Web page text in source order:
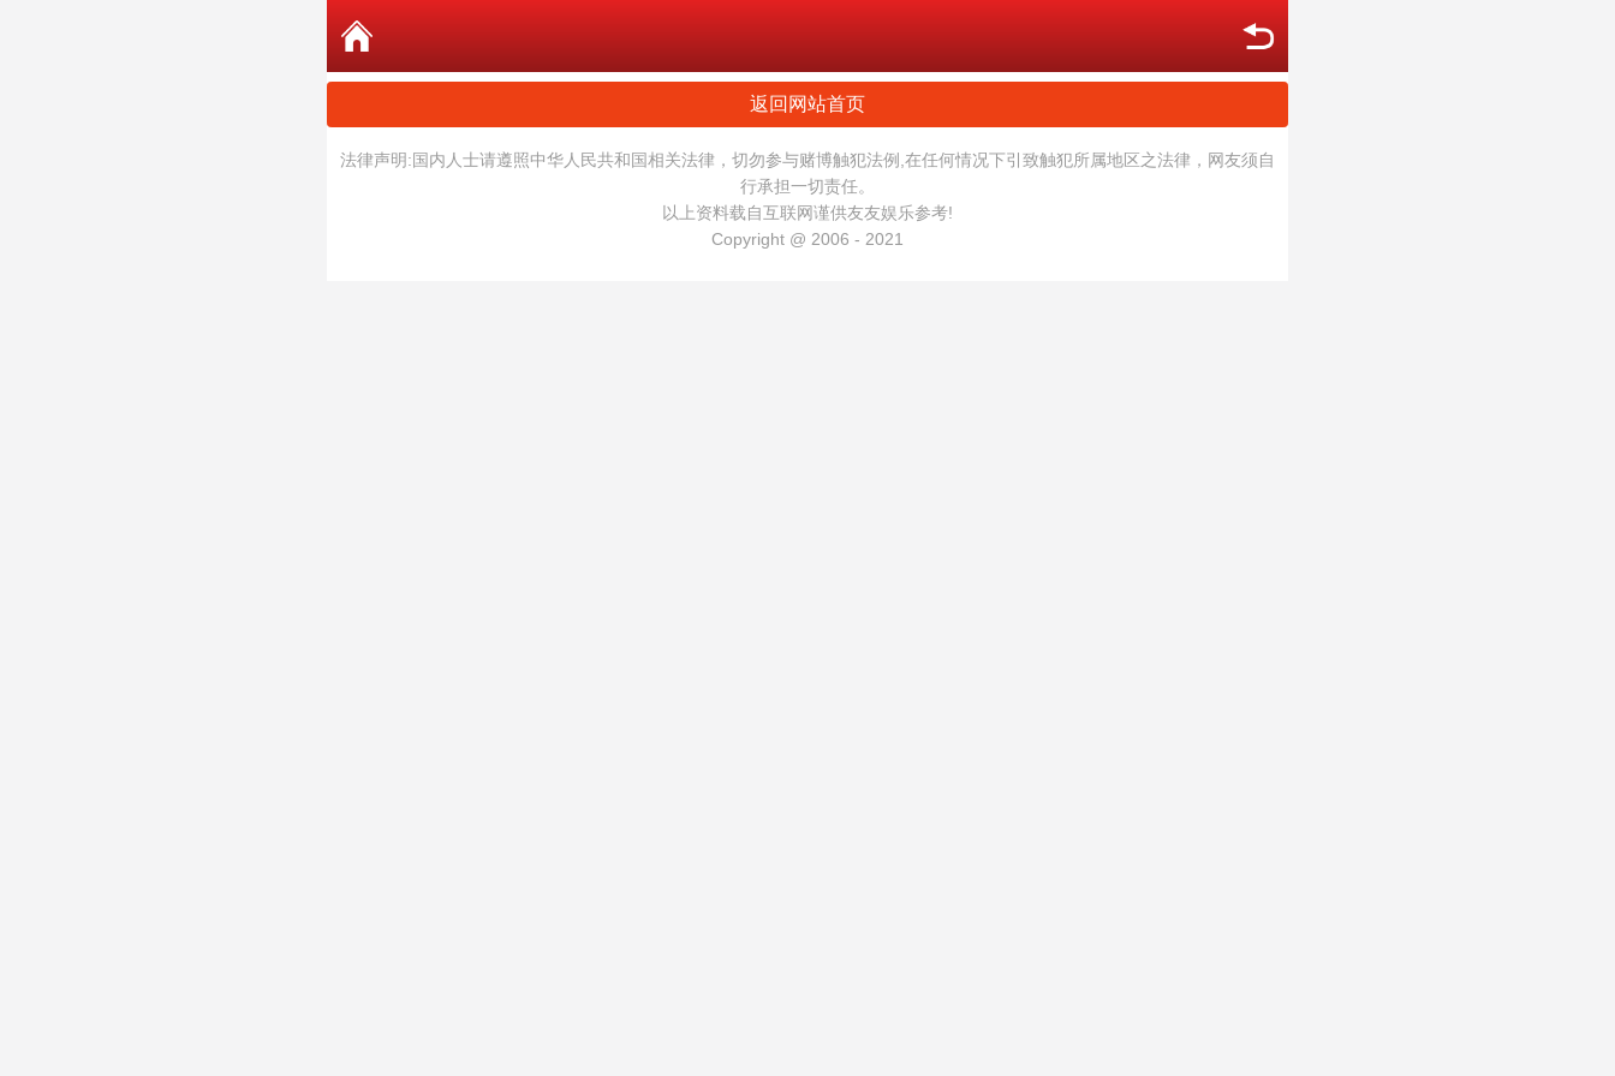
返回网站首页
法律声明:国内人士请遵照中华人民共和国相关法律，切勿参与赌博触犯法例,在任何情况下引致触犯所属地区之法律，网友须自
行承担一切责任。
以上资料载自互联网谨供友友娱乐参考!
Copyright @ 2006 - 2021